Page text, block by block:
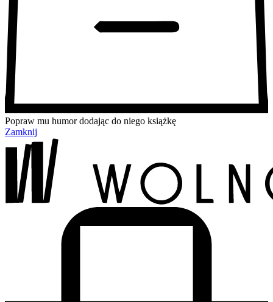
Popraw mu humor dodając do niego książkę
Zamknij
Przejdź
treści
Przejdź
menu
Przejdź
wyszukiwarki
Przejdź
koszyka